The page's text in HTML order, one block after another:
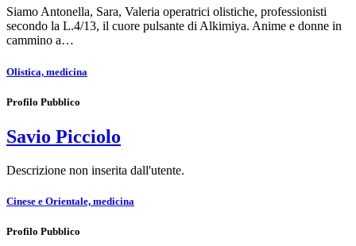
Siamo Antonella, Sara, Valeria operatrici olistiche, professionisti
secondo la L.4/13, il cuore pulsante di Alkimiya. Anime e donne in
cammino a…
Olistica, medicina
Profilo Pubblico
Savio Picciolo
Descrizione non inserita dall'utente.
Cinese e Orientale, medicina
Profilo Pubblico